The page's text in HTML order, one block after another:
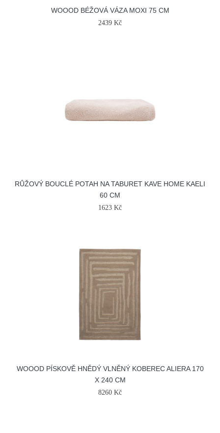
WOOOD BÉŽOVÁ VÁZA MOXI 75 CM
2439 Kč
RŮŽOVÝ BOUCLÉ POTAH NA TABURET KAVE HOME KAELI
60 CM
1623 Kč
WOOOD PÍSKOVĚ HNĚDÝ VLNĚNÝ KOBEREC ALIERA 170
X 240 CM
8260 Kč